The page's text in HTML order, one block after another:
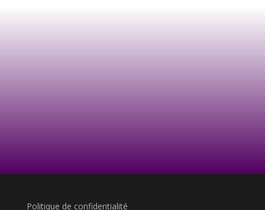
Politique de confidentialité